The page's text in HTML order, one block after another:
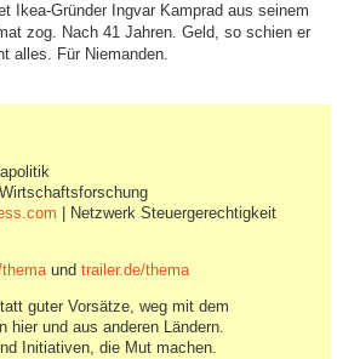
Ikea-Gründer Ingvar Kamprad aus seinem
zog. Nach 41 Jahren. Geld, so schien er
alles. Für Niemanden.
| Netzwerk Steuergerechtigkeit
und trailer.de/thema
guter Vorsätze, weg mit dem
hier und aus anderen Ländern.
Initiativen, die Mut machen.